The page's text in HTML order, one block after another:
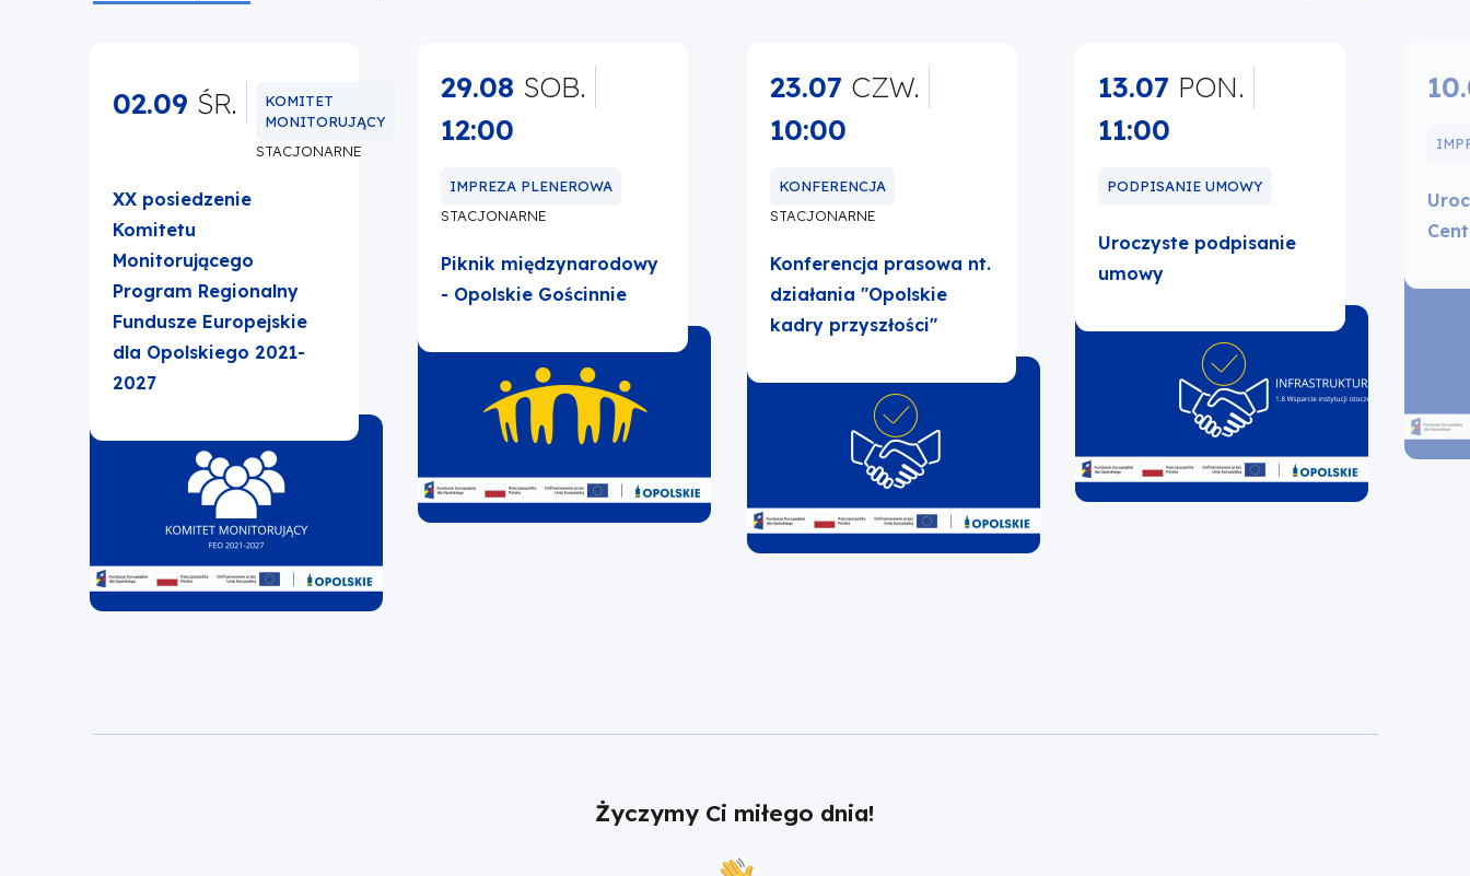
02.09 ŚR.
KOMITET
MONITORUJĄCY
STACJONARNE
XX posiedzenie
Komitetu
Monitorującego
Program Regionalny
Fundusze Europejskie
dla Opolskiego 2021-
2027
29.08 SOB.
12:00
IMPREZA PLENEROWA
STACJONARNE
Piknik międzynarodowy
- Opolskie Gościnnie
23.07 CZW.
10:00
KONFERENCJA
STACJONARNE
Konferencja prasowa nt.
działania "Opolskie
kadry przyszłości"
13.07 PON.
11:00
PODPISANIE UMOWY
Uroczyste podpisanie
umowy
Życzymy Ci miłego dnia!